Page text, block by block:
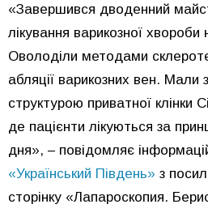
«Завершився дводенний
лікування варикозної хвороби
Оволоділи методами
абляції варикозних вен. Мали
структурою приватної клінки
де пацієнти лікуються за
дня», – повідомляє
«Український Південь» з
сторінку «Лапароскопия.